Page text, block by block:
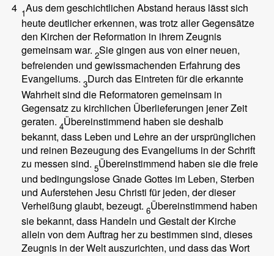
4 1Aus dem geschichtlichen Abstand heraus lässt sich
heute deutlicher erkennen, was trotz aller Gegensätze
den Kirchen der Reformation in ihrem Zeugnis
gemeinsam war. 2Sie gingen aus von einer neuen,
befreienden und gewissmachenden Erfahrung des
Evangeliums. 3Durch das Eintreten für die erkannte
Wahrheit sind die Reformatoren gemeinsam in
Gegensatz zu kirchlichen Überlieferungen jener Zeit
geraten. 4Übereinstimmend haben sie deshalb
bekannt, dass Leben und Lehre an der ursprünglichen
und reinen Bezeugung des Evangeliums in der Schrift
zu messen sind. 5Übereinstimmend haben sie die freie
und bedingungslose Gnade Gottes im Leben, Sterben
und Auferstehen Jesu Christi für jeden, der dieser
Verheißung glaubt, bezeugt. 6Übereinstimmend haben
sie bekannt, dass Handeln und Gestalt der Kirche
allein von dem Auftrag her zu bestimmen sind, dieses
Zeugnis in der Welt auszurichten, und dass das Wort